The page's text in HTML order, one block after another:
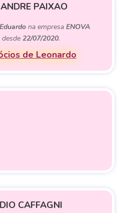
PAIXAO
Eduardona empresa ENOVA
desde 22/07/2020.
de Leonardo
CAFFAGNI